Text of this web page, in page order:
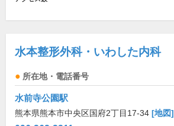
水本整形外科・いわした内科
所在地・電話番号
水前寺公園駅
熊本県熊本市中央区国府2丁目17-34 [地図]